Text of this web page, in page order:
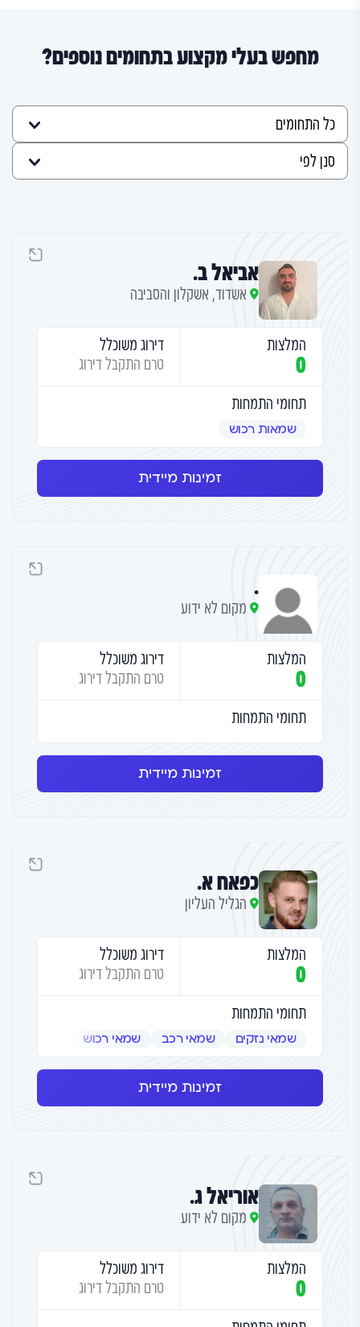
מחפש בעלי מקצוע בתחומים נוספים?
אביאל ב.
אשדוד, אשקלון והסביבה
המלצות
0
דירוג משוכלל
טרם התקבל דירוג
תחומי התמחות
שמאות רכוש
זמינות מיידית
.
מקום לא ידוע
המלצות
0
דירוג משוכלל
טרם התקבל דירוג
תחומי התמחות
זמינות מיידית
כפאח א.
הגליל העליון
המלצות
0
דירוג משוכלל
טרם התקבל דירוג
תחומי התמחות
שמאי נזקים שמאי רכב שמאי רכוש
זמינות מיידית
אוריאל ג.
מקום לא ידוע
המלצות
0
דירוג משוכלל
טרם התקבל דירוג